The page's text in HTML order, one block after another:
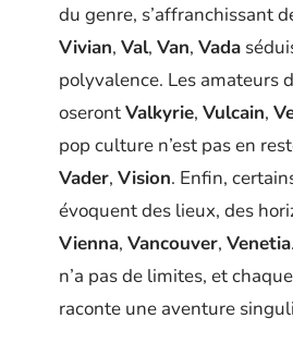
du genre, s’affranchissant
Vivian, Val, Van, Vada
polyvalence. Les amateurs
oserontValkyrie, Vulcain,
pop culture n’est pas en
Vader, Vision. Enfin,
évoquent des lieux, des
Vienna, Vancouver, Venetia
n’a pas de limites, et
raconte une aventure